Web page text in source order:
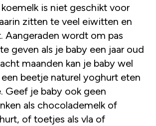
is niet geschikt voor
zitten te veel eiwitten en
Aangeraden wordt om pas
geven als je baby een jaar oud
maanden kan je baby wel
beetje naturel yoghurt eten
Geef je baby ook geen
als chocolademelk of
of toetjes als vla of